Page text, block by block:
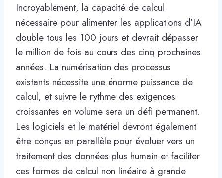
Incroyablement, la capacité de calcul
nécessaire pour alimenter les applications d’IA
double tous les 100 jours et devrait dépasser
le million de fois au cours des cinq prochaines
années. La numérisation des processus
existants nécessite une énorme puissance de
calcul, et suivre le rythme des exigences
croissantes en volume sera un défi permanent.
Les logiciels et le matériel devront également
être conçus en parallèle pour évoluer vers un
traitement des données plus humain et faciliter
ces formes de calcul non linéaire à grande